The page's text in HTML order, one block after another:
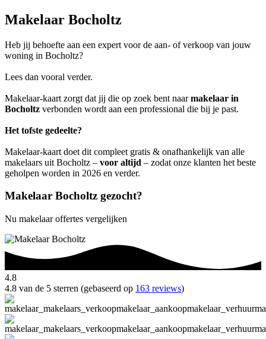
Makelaar Bocholtz
Heb jij behoefte aan een expert voor de aan- of verkoop van jouw
woning in Bocholtz?
Lees dan vooral verder.
Makelaar-kaart zorgt dat jij die op zoek bent naarmakelaar in
Bocholtz verbonden wordt aan een professional die bij je past.
Het tofste gedeelte?
Makelaar-kaart doet dit compleet gratis & onafhankelijk van alle
makelaars uit Bocholtz – voor altijd – zodat onze klanten het beste
geholpen worden in 2026 en verder.
Makelaar Bocholtz gezocht?
Nu makelaar offertes vergelijken
4.8
4.8 van de 5 sterren (gebaseerd op 163 reviews)